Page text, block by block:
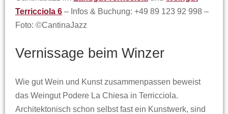
Terricciola 6 – Infos & Buchung: +49 89 123 92 998 –
Foto: ©CantinaJazz
Vernissage beim Winzer
Wie gut Wein und Kunst zusammenpassen beweist
das Weingut Podere La Chiesa in Terricciola.
Architektonisch schon selbst fast ein Kunstwerk, sind